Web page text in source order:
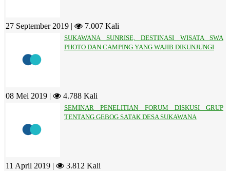
27 September 2019 | 7.007 Kali
SUKAWANA SUNRISE, DESTINASI WISATA SWA
PHOTO DAN CAMPING YANG WAJIB DIKUNJUNGI
08 Mei 2019 | 4.788 Kali
SEMINAR PENELITIAN FORUM DISKUSI GRUP
TENTANG GEBOG SATAK DESA SUKAWANA
11 April 2019 | 3.812 Kali